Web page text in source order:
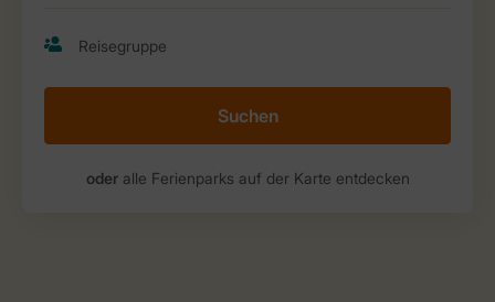
Suchen
oderalle Ferienparks auf der Karte entdecken